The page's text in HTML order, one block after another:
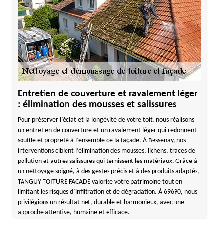
Entretien de couverture et ravalement léger
: élimination des mousses et salissures
Pour préserver l’éclat et la longévité de votre toit, nous réalisons
un entretien de couverture et un ravalement léger qui redonnent
souffle et propreté à l’ensemble de la façade. À Bessenay, nos
interventions ciblent l’élimination des mousses, lichens, traces de
pollution et autres salissures qui ternissent les matériaux. Grâce à
un nettoyage soigné, à des gestes précis et à des produits adaptés,
TANGUY TOITURE FACADE valorise votre patrimoine tout en
limitant les risques d’infiltration et de dégradation. À 69690, nous
privilégions un résultat net, durable et harmonieux, avec une
approche attentive, humaine et efficace.